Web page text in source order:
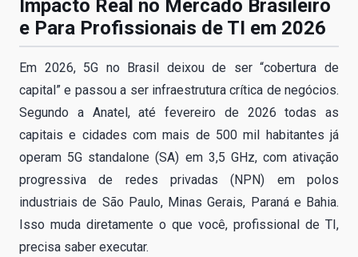
Impacto Real no Mercado Brasileiro
e Para Profissionais de TI em 2026
Em 2026, 5G no Brasil deixou de ser “cobertura de
capital” e passou a ser infraestrutura crítica de negócios.
Segundo a Anatel, até fevereiro de 2026 todas as
capitais e cidades com mais de 500 mil habitantes já
operam 5G standalone (SA) em 3,5 GHz, com ativação
progressiva de redes privadas (NPN) em polos
industriais de São Paulo, Minas Gerais, Paraná e Bahia.
Isso muda diretamente o que você, profissional de TI,
precisa saber executar.